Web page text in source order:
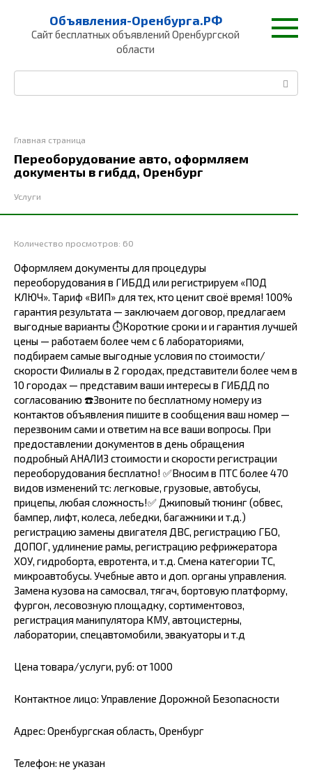
контенту
Объявления-Оренбурга.РФ
Сайт бесплатных объявлений Оренбургской
области
Главная страница
Переоборудование авто, оформляем
документы в гибдд, Оренбург
Услуги
Количество просмотров: 60
Оформляем документы для процедуры
переоборудования в ГИБДД или регистрируем «ПОД
КЛЮЧ». Тариф «ВИП» для тех, кто ценит своё время! 100%
гарантия результата — заключаем договор, предлагаем
выгодные варианты ⏱Короткие сроки и и гарантия лучшей
цены — работаем более чем с 6 лабораториями,
подбираем самые выгодные условия по стоимости/
скорости Филиалы в 2 городах, представители более чем в
10 городах — представим ваши интересы в ГИБДД по
согласованию ☎️Звоните по бесплатному номеру из
контактов объявления пишите в сообщения ваш номер —
перезвоним сами и ответим на все ваши вопросы. При
предоставлении документов в день обращения
подробный АНАЛИЗ стоимости и скорости регистрации
переоборудования бесплатно! ✅Вносим в ПТС более 470
видов изменений тс: легковые, грузовые, автобусы,
прицепы, любая сложность!✅ Джиповый тюнинг (обвес,
бампер, лифт, колеса, лебедки, багажники и т.д.)
регистрацию замены двигателя ДВС, регистрацию ГБО,
ДОПОГ, удлинение рамы, регистрацию рефрижератора
ХОУ, гидроборта, евротента, и т.д. Смена категории ТС,
микроавтобусы. Учебные авто и доп. органы управления.
Замена кузова на самосвал, тягач, бортовую платформу,
фургон, лесовозную площадку, сортиментовоз,
регистрация манипулятора КМУ, автоцистерны,
лаборатории, спецавтомобили, эвакуаторы и т.д
Цена товара/услуги, руб: от 1000
Контактное лицо: Управление Дорожной Безопасности
Адрес: Оренбургская область, Оренбург
Телефон: не указан